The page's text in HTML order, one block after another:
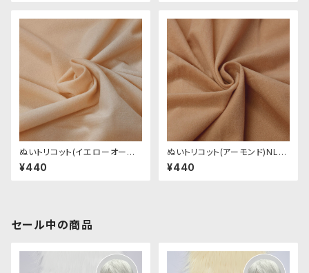
ぬいトリコット(イエローオーク
ル)NL003 ぬいぐるみ用薄手パ
イル生地 20cm
¥440
ぬいトリコット(アーモンド)NL0
04 ぬいぐるみ用薄手パイル生
地 20cm
¥440
セール中の商品